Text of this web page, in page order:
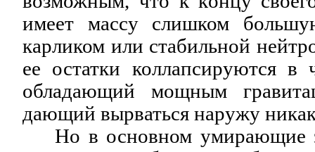
имеет массу слишком
карликом или стабильной
ее остатки коллапсируются
обладающий мощным
дающий вырваться наружу
Но в основном умирающие